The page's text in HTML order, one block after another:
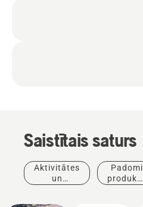
Saistītais saturs
Aktivitātes
un
Padomi
produktu